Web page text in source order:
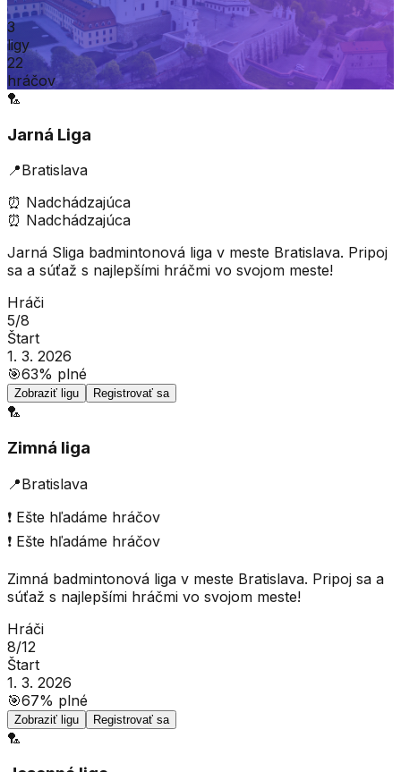
3
ligy
22
hráčov
🏸
Jarná Liga
📍Bratislava
⏰ Nadchádzajúca
⏰ Nadchádzajúca
Jarná Sliga badmintonová liga v meste Bratislava. Pripoj
sa a súťaž s najlepšími hráčmi vo svojom meste!
Hráči
5/8
Štart
1. 3. 2026
🎯63% plné
Zobraziť ligu Registrovať sa
🏸
Zimná liga
📍Bratislava
❗ Ešte hľadáme hráčov
❗ Ešte hľadáme hráčov
Zimná badmintonová liga v meste Bratislava. Pripoj sa a
súťaž s najlepšími hráčmi vo svojom meste!
Hráči
8/12
Štart
1. 3. 2026
🎯67% plné
Zobraziť ligu Registrovať sa
🏸